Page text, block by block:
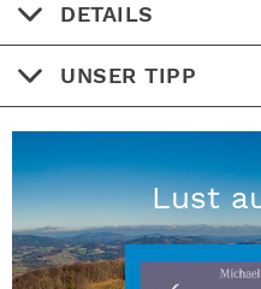
DETAILS
UNSER TIPP
Lust